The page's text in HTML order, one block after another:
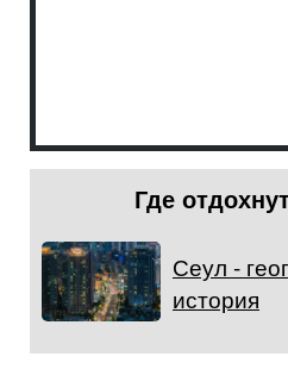
Где
Сеул -
история